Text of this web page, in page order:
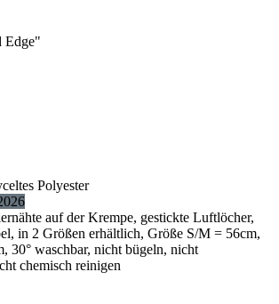
Edge"
Polyester
auf der Krempe, gestickte Luftlöcher,
in 2 Größen erhältlich, Größe S/M = 56cm,
30° waschbar, nicht bügeln, nicht
chemisch reinigen